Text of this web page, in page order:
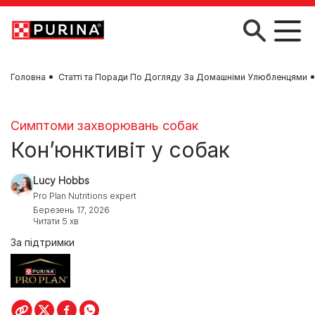
Skip to main content
Головна Статті та Поради По Догляду За Домашніми Улюбленцями
Симптоми захворювань собак
Кон’юнктивіт у собак
Lucy Hobbs
Pro Plan Nutritions expert
Березень 17, 2026
Читати 5 хв
За підтримки